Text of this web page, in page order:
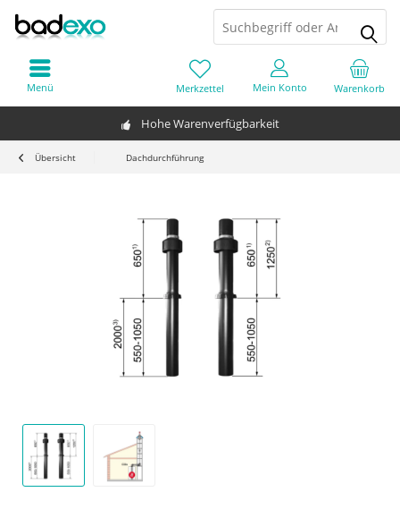
Hohe Warenverfügbarkeit
Warenkorb
Merkzettel Mein Konto
Menü
Übersicht Dachdurchführung